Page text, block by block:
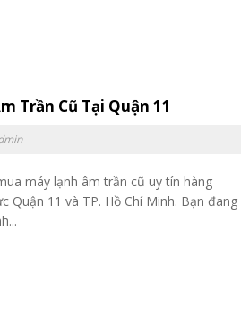
Trần Cũ Tại Quận 11
máy lạnh âm trần cũ uy tín hàng
Quận 11 và TP. Hồ Chí Minh. Bạn đang